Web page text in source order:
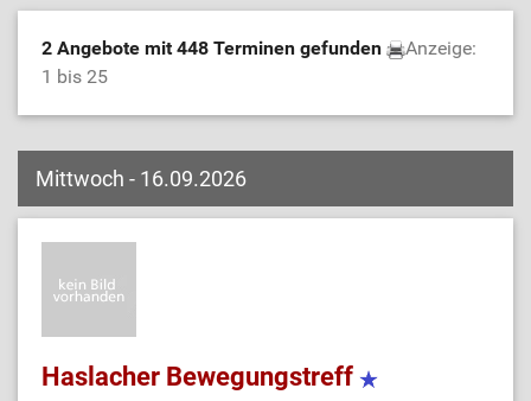
2 Angebote mit 448 Terminen gefunden
Anzeige:
1 bis 25
Mittwoch - 16.09.2026
Haslacher Bewegungstreff